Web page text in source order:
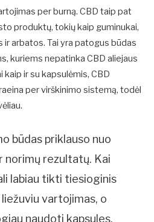
per burną. CBD taip pat
produktų, tokių kaip guminukai,
ir arbatos. Tai yra patogus būdas
kuriems nepatinka CBD aliejaus
kaip ir su kapsulėmis, CBD
per virškinimo sistemą, todėl
būdas priklauso nuo
norimų rezultatų. Kai
labiau tikti tiesioginis
vartojimas, o
naudoti kapsules,